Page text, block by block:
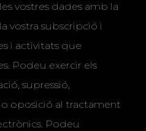
vostres dades amb la
vostra subscripció i
i activitats que
Podeu exercir els
supressió,
oposició al tractament
Podeu